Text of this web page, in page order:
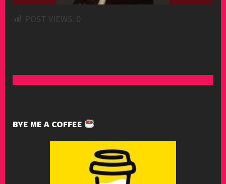
POST VIEWS: 0
BYE ME A COFFEE